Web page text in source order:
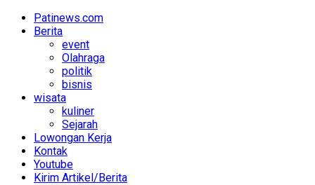
Patinews.com
Berita
event
Olahraga
politik
bisnis
wisata
kuliner
Sejarah
Lowongan Kerja
Kontak
Youtube
Kirim Artikel/Berita